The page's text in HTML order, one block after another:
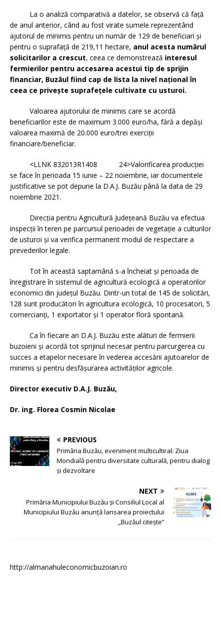
La o analiză comparativă a datelor, se observă că față
de anul anterior, când au fost virate sumele reprezentând
ajutorul de minimis pentru un număr de 129 de beneficiari și
pentru o suprafață de 219,11 hectare, anul acesta numărul
solicitarilor a crescut, ceea ce demonstrează interesul
fermierilor pentru accesarea acestui tip de sprijin
financiar, Buzăul fiind cap de lista la nivel național în
ceea ce privește suprafețele cultivate cu usturoi.
Valoarea ajutorului de minimis care se acordă
beneficiarilor este de maximum 3.000 euro/ha, fără a depăşi
valoarea maximă de 20.000 euro/trei exerciţii
financiare/beneficiar.
<LLNK 832013R1408 24>Valorificarea producției
se face în perioada 15 iunie – 22 noiembrie, iar documentele
justificative se pot depune la D.A.J. Buzău până la data de 29
noiembrie 2021.
Direcţia pentru Agricultură Judeţeană Buzău va efectua
inspecţii în teren pe parcursul perioadei de vegetaţie a culturilor
de usturoi şi va verifica permanent modul de respectare a
prevederilor legale.
Tot în această saptamână s-a încheiat și perioada de
înregistrare în sistemul de agricultură ecologică a operatorilor
economici din județul Buzău. Dintr-un total de 145 de solicitări,
128 sunt producători în agricultura ecologică, 10 procesatori, 5
comercianți, 1 exportator și 1 operator floră spontană.
Ca în fiecare an D.A.J. Buzău este alături de fermierii
buzoieni și acordă tot sprijinul necesar pentru parcurgerea cu
succes a etapelor necesare în vederea accesării ajutoarelor de
minimis și pentru desfășurarea activităților agricole.
Director executiv D.A.J. Buzău,
Dr. ing. Florea Cosmin Nicolae
PREVIOUS
Primăria Buzău, eveniment multicultiral: Ziua
Mondială pentru diversitate culturală, pentru dialog
și dezvoltare
NEXT
Primăria Municipiului Buzău și Consiliul Local al
Municipiului Buzău anunță lansarea proiectului
,,Buzăul citește”
http://almanahuleconomicbuzoian.ro